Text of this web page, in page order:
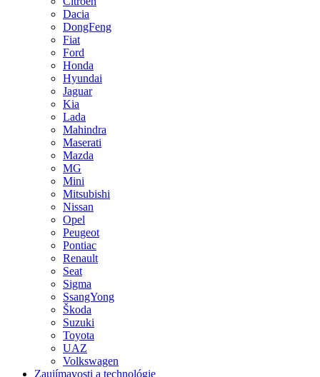
Dacia
DongFeng
Fiat
Ford
Honda
Hyundai
Jaguar
Kia
Lada
Mahindra
Maserati
Mazda
MG
Mini
Mitsubishi
Nissan
Opel
Peugeot
Pontiac
Renault
Seat
Sigma
SsangYong
Škoda
Suzuki
Toyota
UAZ
Volkswagen
Zaujímavosti a technológie